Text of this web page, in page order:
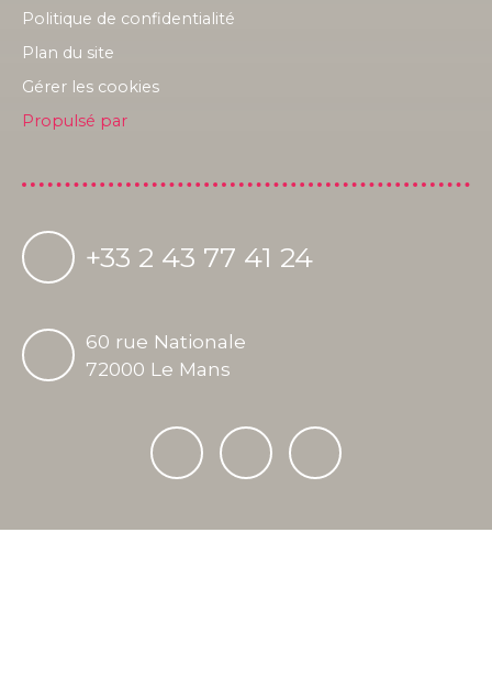
Politique de confidentialité
Plan du site
Gérer les cookies
Propulsé par
+33 2 43 77 41 24
60 rue Nationale
72000 Le Mans